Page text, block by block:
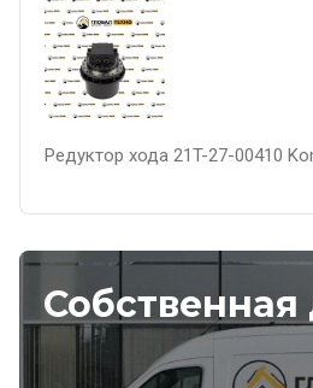
Редуктор хода 21T-27-00410
Собственная